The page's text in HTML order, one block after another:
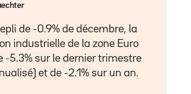
de -0.9% de décembre, la
industrielle de la zone Euro
-5.3% sur le dernier trimestre
et de -2.1% sur un an.